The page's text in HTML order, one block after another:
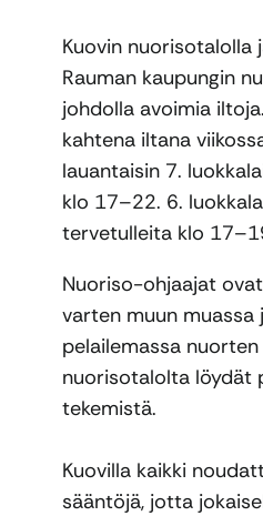
Kuovin nuorisotalolla
Rauman kaupungin
johdolla avoimia
kahtena iltana
lauantaisin 7.
klo 17–22. 6.
tervetulleita klo
Nuoriso-ohjaajat
varten muun muassa
pelailemassa nuorten
nuorisotalolta löydät
tekemistä.
Kuovilla kaikki
sääntöjä, jotta